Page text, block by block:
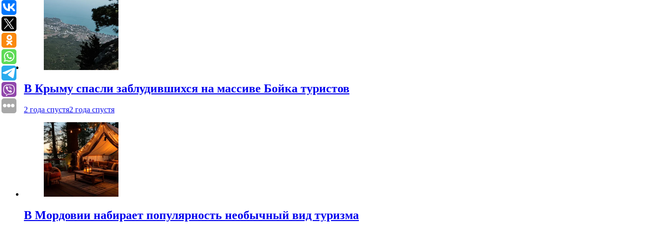
В Крыму спасли заблудившихся на массиве Бойка туристов
2 года спустя2 года спустя
В Мордовии набирает популярность необычный вид туризма